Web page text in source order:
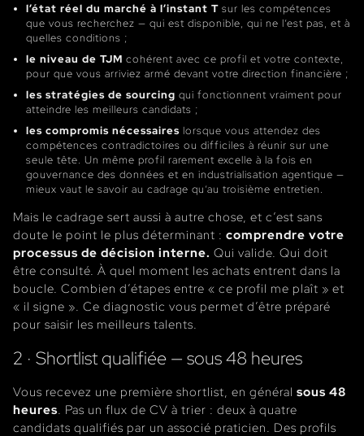
l’état réel du marché à l’instant T sur les compétences
que vous recherchez — qui est disponible, qui ne l’est pas, et à
quelles conditions ;
le niveau de TJM cohérent avec ce profil et votre contexte,
pour que vous arriviez armé devant votre direction financière ;
les stratégies de sourcing qui fonctionnent vraiment pour
atteindre les meilleurs candidats ;
les compromis nécessaires lorsque vous attendez des
compétences contradictoires ou difficiles à réunir sur une
seule tête. Un même profil rarement excelle à la fois en
gouvernance des données et en industrialisation agentique —
mieux vaut le savoir au cadrage qu’au troisième entretien.
Mais le cadrage sert aussi à autre chose, et c’est sans
doute le point le plus déterminant : comprendre votre
processus de décision interne. Qui valide. Qui doit
être consulté. À quel moment les achats entrent dans la
boucle. Combien d’étapes entre « ce profil me plaît » et
« il signe ». Ce diagnostic vous permet d’être préparé
pour saisir les meilleurs talents.
2 · Shortlist qualifiée — sous 48 heures
Vous recevez une première shortlist, en général sous 48
heures. Pas un flux de CV à trier : deux à quatre
candidats qualifiés par un associé praticien. Des profils